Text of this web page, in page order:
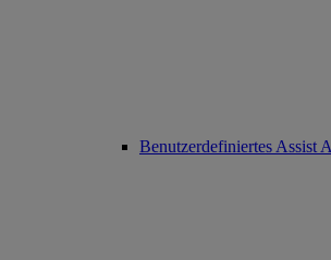
Benutzerdefiniertes Assist